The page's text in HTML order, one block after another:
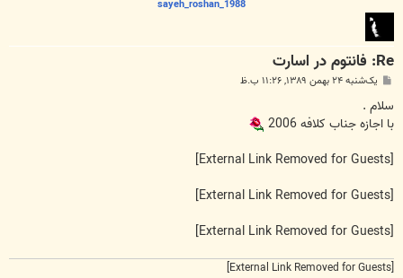
sayeh_roshan_1988
Re: فانتوم در اسارت
ت
یک‌شنبه ۲۴ بهمن ۱۳۸۹, ۱۱:۲۶ ب.ظ
سلام .
با اجازه جناب کلافه 2006
[External Link Removed for Guests]
[External Link Removed for Guests]
[External Link Removed for Guests]
[External Link Removed for Guests]